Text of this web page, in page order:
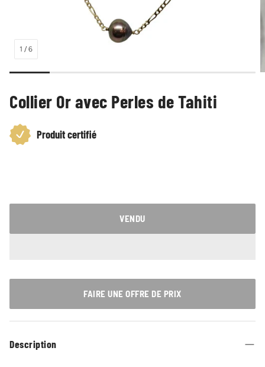
1 /6
Collier Or avec Perles de Tahiti
Produit certifié
VENDU
FAIRE UNE OFFRE DE PRIX
Description